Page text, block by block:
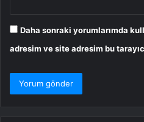
Daha sonraki yorumlarımda
adresim ve site adresim bu